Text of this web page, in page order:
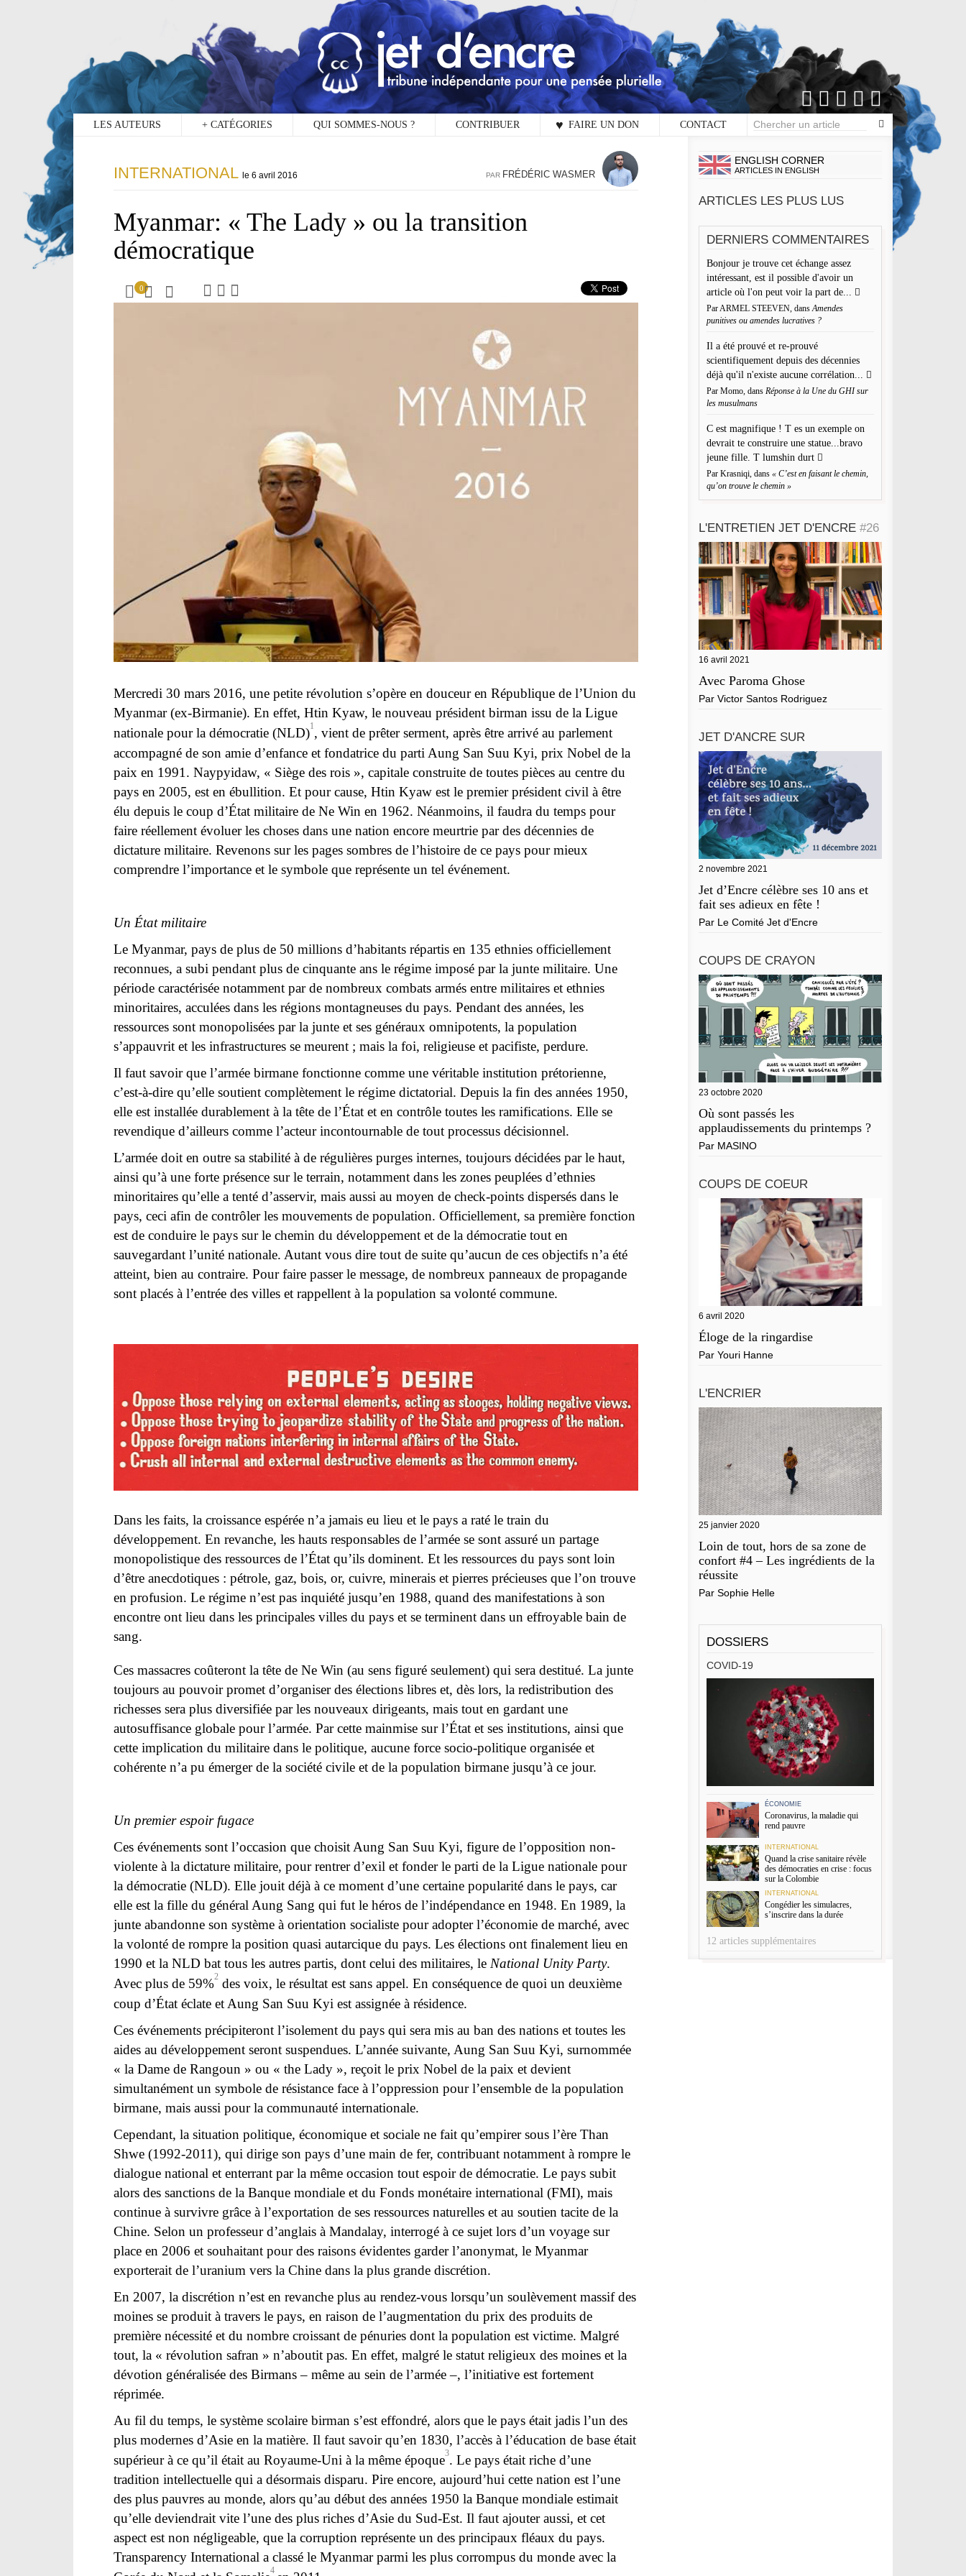
LES AUTEURS + CATÉGORIES QUI SOMMES-NOUS ? CONTRIBUER ♥ FAIRE UN DON CONTACT
INTERNATIONAL le 6 avril 2016 PAR FRÉDÉRIC WASMER
Myanmar: « The Lady » ou la transition
démocratique
0
Mercredi 30 mars 2016, une petite révolution s’opère en douceur en République de l’Union du
Myanmar (ex-Birmanie). En effet, Htin Kyaw, le nouveau président birman issu de la Ligue
nationale pour la démocratie (NLD)1, vient de prêter serment, après être arrivé au parlement
accompagné de son amie d’enfance et fondatrice du parti Aung San Suu Kyi, prix Nobel de la
paix en 1991. Naypyidaw, « Siège des rois », capitale construite de toutes pièces au centre du
pays en 2005, est en ébullition. Et pour cause, Htin Kyaw est le premier président civil à être
élu depuis le coup d’État militaire de Ne Win en 1962. Néanmoins, il faudra du temps pour
faire réellement évoluer les choses dans une nation encore meurtrie par des décennies de
dictature militaire. Revenons sur les pages sombres de l’histoire de ce pays pour mieux
comprendre l’importance et le symbole que représente un tel événement.
Un État militaire
Le Myanmar, pays de plus de 50 millions d’habitants répartis en 135 ethnies officiellement
reconnues, a subi pendant plus de cinquante ans le régime imposé par la junte militaire. Une
période caractérisée notamment par de nombreux combats armés entre militaires et ethnies
minoritaires, acculées dans les régions montagneuses du pays. Pendant des années, les
ressources sont monopolisées par la junte et ses généraux omnipotents, la population
s’appauvrit et les infrastructures se meurent ; mais la foi, religieuse et pacifiste, perdure.
Il faut savoir que l’armée birmane fonctionne comme une véritable institution prétorienne,
c’est-à-dire qu’elle soutient complètement le régime dictatorial. Depuis la fin des années 1950,
elle est installée durablement à la tête de l’État et en contrôle toutes les ramifications. Elle se
revendique d’ailleurs comme l’acteur incontournable de tout processus décisionnel.
L’armée doit en outre sa stabilité à de régulières purges internes, toujours décidées par le haut,
ainsi qu’à une forte présence sur le terrain, notamment dans les zones peuplées d’ethnies
minoritaires qu’elle a tenté d’asservir, mais aussi au moyen de check-points dispersés dans le
pays, ceci afin de contrôler les mouvements de population. Officiellement, sa première fonction
est de conduire le pays sur le chemin du développement et de la démocratie tout en
sauvegardant l’unité nationale. Autant vous dire tout de suite qu’aucun de ces objectifs n’a été
atteint, bien au contraire. Pour faire passer le message, de nombreux panneaux de propagande
sont placés à l’entrée des villes et rappellent à la population sa volonté commune.
Dans les faits, la croissance espérée n’a jamais eu lieu et le pays a raté le train du
développement. En revanche, les hauts responsables de l’armée se sont assuré un partage
monopolistique des ressources de l’État qu’ils dominent. Et les ressources du pays sont loin
d’être anecdotiques : pétrole, gaz, bois, or, cuivre, minerais et pierres précieuses que l’on trouve
en profusion. Le régime n’est pas inquiété jusqu’en 1988, quand des manifestations à son
encontre ont lieu dans les principales villes du pays et se terminent dans un effroyable bain de
sang.
Ces massacres coûteront la tête de Ne Win (au sens figuré seulement) qui sera destitué. La junte
toujours au pouvoir promet d’organiser des élections libres et, dès lors, la redistribution des
richesses sera plus diversifiée par les nouveaux dirigeants, mais tout en gardant une
autosuffisance globale pour l’armée. Par cette mainmise sur l’État et ses institutions, ainsi que
cette implication du militaire dans le politique, aucune force socio-politique organisée et
cohérente n’a pu émerger de la société civile et de la population birmane jusqu’à ce jour.
Un premier espoir fugace
Ces événements sont l’occasion que choisit Aung San Suu Kyi, figure de l’opposition non-
violente à la dictature militaire, pour rentrer d’exil et fonder le parti de la Ligue nationale pour
la démocratie (NLD). Elle jouit déjà à ce moment d’une certaine popularité dans le pays, car
elle est la fille du général Aung Sang qui fut le héros de l’indépendance en 1948. En 1989, la
junte abandonne son système à orientation socialiste pour adopter l’économie de marché, avec
la volonté de rompre la position quasi autarcique du pays. Les élections ont finalement lieu en
1990 et la NLD bat tous les autres partis, dont celui des militaires, le National Unity Party.
Avec plus de 59%2 des voix, le résultat est sans appel. En conséquence de quoi un deuxième
coup d’État éclate et Aung San Suu Kyi est assignée à résidence.
Ces événements précipiteront l’isolement du pays qui sera mis au ban des nations et toutes les
aides au développement seront suspendues. L’année suivante, Aung San Suu Kyi, surnommée
« la Dame de Rangoun » ou « the Lady », reçoit le prix Nobel de la paix et devient
simultanément un symbole de résistance face à l’oppression pour l’ensemble de la population
birmane, mais aussi pour la communauté internationale.
Cependant, la situation politique, économique et sociale ne fait qu’empirer sous l’ère Than
Shwe (1992-2011), qui dirige son pays d’une main de fer, contribuant notamment à rompre le
dialogue national et enterrant par la même occasion tout espoir de démocratie. Le pays subit
alors des sanctions de la Banque mondiale et du Fonds monétaire international (FMI), mais
continue à survivre grâce à l’exportation de ses ressources naturelles et au soutien tacite de la
Chine. Selon un professeur d’anglais à Mandalay, interrogé à ce sujet lors d’un voyage sur
place en 2006 et souhaitant pour des raisons évidentes garder l’anonymat, le Myanmar
exporterait de l’uranium vers la Chine dans la plus grande discrétion.
En 2007, la discrétion n’est en revanche plus au rendez-vous lorsqu’un soulèvement massif des
moines se produit à travers le pays, en raison de l’augmentation du prix des produits de
première nécessité et du nombre croissant de pénuries dont la population est victime. Malgré
tout, la « révolution safran » n’aboutit pas. En effet, malgré le statut religieux des moines et la
dévotion généralisée des Birmans – même au sein de l’armée –, l’initiative est fortement
réprimée.
Au fil du temps, le système scolaire birman s’est effondré, alors que le pays était jadis l’un des
plus modernes d’Asie en la matière. Il faut savoir qu’en 1830, l’accès à l’éducation de base était
supérieur à ce qu’il était au Royaume-Uni à la même époque3. Le pays était riche d’une
tradition intellectuelle qui a désormais disparu. Pire encore, aujourd’hui cette nation est l’une
des plus pauvres au monde, alors qu’au début des années 1950 la Banque mondiale estimait
qu’elle deviendrait vite l’une des plus riches d’Asie du Sud-Est. Il faut ajouter aussi, et cet
aspect est non négligeable, que la corruption représente un des principaux fléaux du pays.
Transparency International a classé le Myanmar parmi les plus corrompus du monde avec la
4
PAS DE COMMENTAIRES
Laisser une réponse
obligatoires sont indiqués avec *
Jet d'Encre vous prie d'inscrire vos commentaires dans un
esprit de dialogue et les limites du respect de chacun. Merci.
Enregistrer mon nom, mon e-mail et mon site web dans
le navigateur pour mon prochain commentaire.
ENGLISH CORNER
ARTICLES IN ENGLISH
ARTICLES LES PLUS LUS
DERNIERS COMMENTAIRES
Bonjour je trouve cet échange assez
intéressant, est il possible d'avoir un
article où l'on peut voir la part de...
Par ARMEL STEEVEN, dansAmendes
punitives ou amendes lucratives ?
Il a été prouvé et re-prouvé
scientifiquement depuis des décennies
déjà qu'il n'existe aucune corrélation...
Par Momo, dans Réponse à la Une du GHI sur
les musulmans
C est magnifique ! T es un exemple on
devrait te construire une statue...bravo
jeune fille. T lumshin durt
Par Krasniqi, dans « C’est en faisant le chemin,
qu’on trouve le chemin »
L'ENTRETIEN JET D'ENCRE #26
16 avril 2021
Avec Paroma Ghose
Par Victor Santos Rodriguez
JET D'ANCRE SUR
2 novembre 2021
Jet d’Encre célèbre ses 10 ans et
fait ses adieux en fête !
Par Le Comité Jet d'Encre
COUPS DE CRAYON
23 octobre 2020
Où sont passés les
applaudissements du printemps ?
Par MASINO
COUPS DE COEUR
6 avril 2020
Éloge de la ringardise
Par Youri Hanne
L'ENCRIER
25 janvier 2020
Loin de tout, hors de sa zone de
confort #4 – Les ingrédients de la
réussite
Par Sophie Helle
DOSSIERS
COVID-19
ÉCONOMIE
Coronavirus, la maladie qui
rend pauvre
INTERNATIONAL
Quand la crise sanitaire révèle
des démocraties en crise : focus
sur la Colombie
INTERNATIONAL
Congédier les simulacres,
s’inscrire dans la durée
12 articles supplémentaires